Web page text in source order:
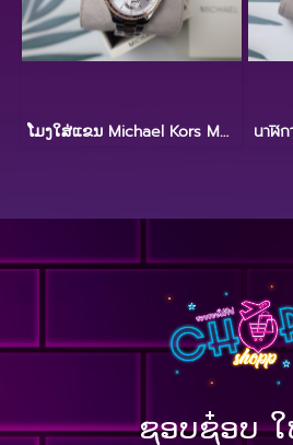
ໂມງໃສ່ແຂນ Michael Kors MK6690
ຊອບຊ໋ອບ